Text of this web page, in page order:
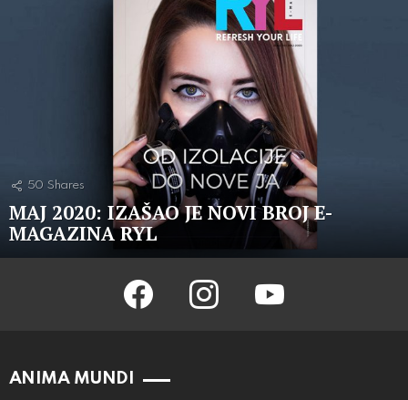
50 Shares
MAJ 2020: IZAŠAO JE NOVI BROJ E-
MAGAZINA RYL
facebook instagram youtube
ANIMA MUNDI